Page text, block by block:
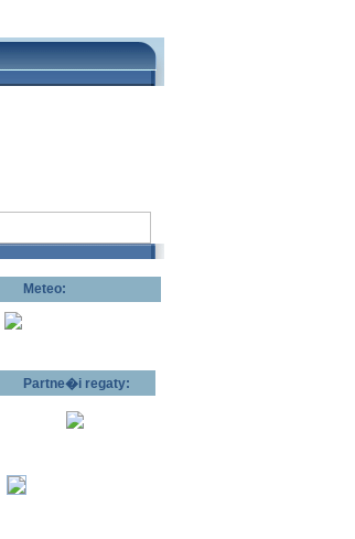
Meteo:
Partne�i regaty: